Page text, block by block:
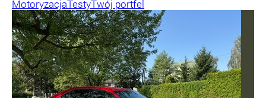
MotoryzacjaTestyTwój portfel